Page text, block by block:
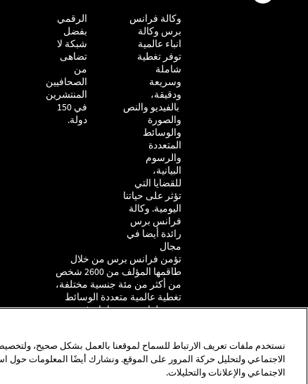
وكالة فرانس
برس وكالة
انباء عالمية
توفر تغطية
شاملة
وسريعة
ودقيقة،
بالفيديو والنص
والصورة
والوسائط
المتعددة
والرسوم
البيانية،
للقضايا التي
تؤثر على حياتنا
اليومية. وكالة
فرانس برس
رائدة أيضا في
مجال
الرقمي
بفضل
شبكة لا
تضاهى
من
الصحافيين
المنتشرين
في 150
دولة.
تؤمن فرانس برس من خلال
طاقمها المؤلف من 2600 شخص
من أكثر من مئة جنسية مختلفة،
تغطية عالمية متعددة الوسائط
بست لغات بنوعية انتاج فريدة،
نستخدم ملفات تعريف الارتباط للسماح لموقعنا بالعمل بشكل صحيح،
الاجتماعي ولتحليل حركة المرور على الموقع. ونشارك أيضًا المعلومات
الاجتماعي والإعلانات والتحليلات.